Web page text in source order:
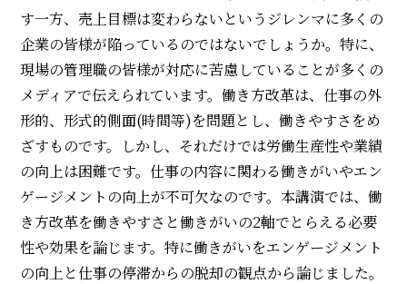
す一方、売上目標は変わらないというジレンマに多くの
企業の皆様が陥っているのではないでしょうか。特に、
現場の管理職の皆様が対応に苦慮していることが多くの
メディアで伝えられています。働き方改革は、仕事の外
形的、形式的側面(時間等)を問題とし、働きやすさをめ
ざすものです。しかし、それだけでは労働生産性や業績
の向上は困難です。仕事の内容に関わる働きがいやエン
ゲージメントの向上が不可欠なのです。本講演では、働
き方改革を働きやすさと働きがいの2軸でとらえる必要
性や効果を論じます。特に働きがいをエンゲージメント
の向上と仕事の停滞からの脱却の観点から論じました。